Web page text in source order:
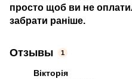
просто щоб ви не
забрати раніше.
Отзывы 1
Вікторія